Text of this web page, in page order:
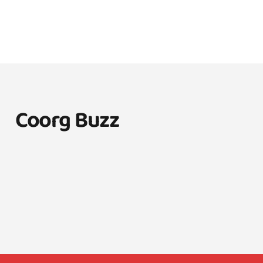
Coorg Buzz